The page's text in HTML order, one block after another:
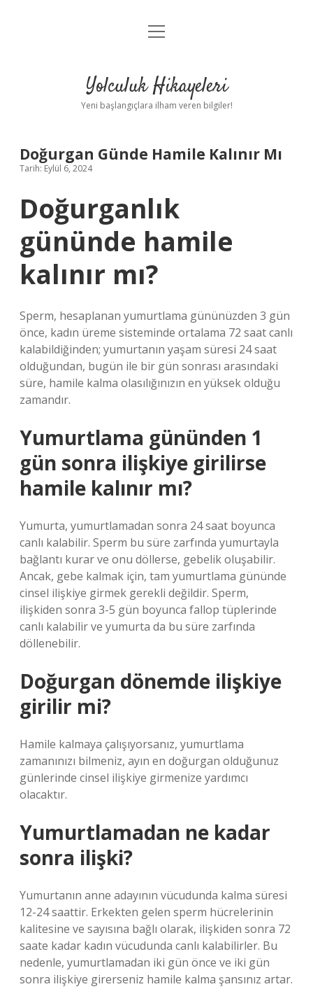
Anasayfa
Yasal Uyarı
menüyü
Yolculuk Hikayeleri
Yeni başlangıçlara ilham veren bilgiler!
Doğurgan Günde Hamile Kalınır Mı
Tarih: Eylül 6, 2024
Doğurganlık
gününde hamile
kalınır mı?
Sperm, hesaplanan yumurtlama gününüzden 3 gün
önce, kadın üreme sisteminde ortalama 72 saat canlı
kalabildiğinden; yumurtanın yaşam süresi 24 saat
olduğundan, bugün ile bir gün sonrası arasındaki
süre, hamile kalma olasılığınızın en yüksek olduğu
zamandır.
Yumurtlama gününden 1
gün sonra ilişkiye girilirse
hamile kalınır mı?
Yumurta, yumurtlamadan sonra 24 saat boyunca
canlı kalabilir. Sperm bu süre zarfında yumurtayla
bağlantı kurar ve onu döllerse, gebelik oluşabilir.
Ancak, gebe kalmak için, tam yumurtlama gününde
cinsel ilişkiye girmek gerekli değildir. Sperm,
ilişkiden sonra 3-5 gün boyunca fallop tüplerinde
canlı kalabilir ve yumurta da bu süre zarfında
döllenebilir.
Doğurgan dönemde ilişkiye
girilir mi?
Hamile kalmaya çalışıyorsanız, yumurtlama
zamanınızı bilmeniz, ayın en doğurgan olduğunuz
günlerinde cinsel ilişkiye girmenize yardımcı
olacaktır.
Yumurtlamadan ne kadar
sonra ilişki?
Yumurtanın anne adayının vücudunda kalma süresi
12-24 saattir. Erkekten gelen sperm hücrelerinin
kalitesine ve sayısına bağlı olarak, ilişkiden sonra 72
saate kadar kadın vücudunda canlı kalabilirler. Bu
nedenle, yumurtlamadan iki gün önce ve iki gün
sonra ilişkiye girerseniz hamile kalma şansınız artar.